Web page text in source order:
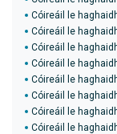
Cóireáil le
Cóireáil le
Cóireáil le
Cóireáil le
Cóireáil le
Cóireáil le
Cóireáil le
Cóireáil le